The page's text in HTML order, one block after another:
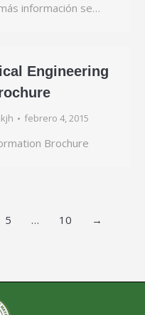
información se…
Engineering
febrero 4, 2015
Brochure
5 … 10 →